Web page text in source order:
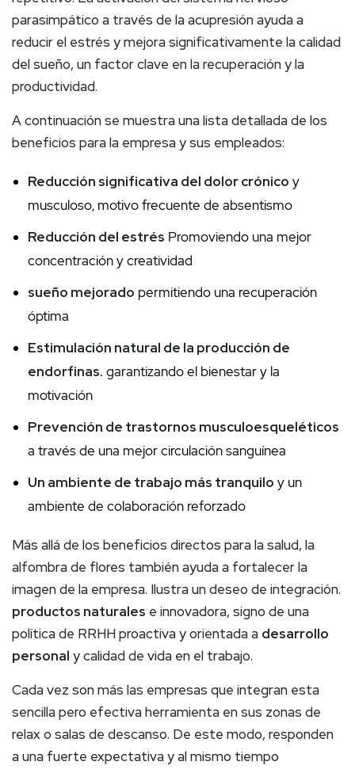
parasimpático a través de la acupresión ayuda a
reducir el estrés y mejora significativamente la calidad
del sueño, un factor clave en la recuperación y la
productividad.
A continuación se muestra una lista detallada de los
beneficios para la empresa y sus empleados:
Reducción significativa del dolor crónico y
musculoso, motivo frecuente de absentismo
Reducción del estrés Promoviendo una mejor
concentración y creatividad
sueño mejorado permitiendo una recuperación
óptima
Estimulación natural de la producción de
endorfinas. garantizando el bienestar y la
motivación
Prevención de trastornos musculoesqueléticos
a través de una mejor circulación sanguínea
Un ambiente de trabajo más tranquilo y un
ambiente de colaboración reforzado
Más allá de los beneficios directos para la salud, la
alfombra de flores también ayuda a fortalecer la
imagen de la empresa. Ilustra un deseo de integración.
productos naturales e innovadora, signo de una
política de RRHH proactiva y orientada a desarrollo
personal y calidad de vida en el trabajo.
Cada vez son más las empresas que integran esta
sencilla pero efectiva herramienta en sus zonas de
relax o salas de descanso. De este modo, responden
a una fuerte expectativa y al mismo tiempo